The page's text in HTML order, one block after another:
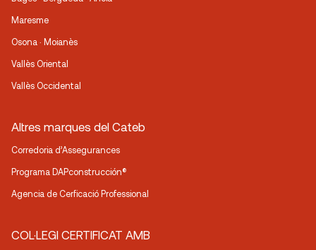
Maresme
Osona · Moianès
Vallès Oriental
Vallès Occidental
Altres marques del Cateb
Corredoria d’Assegurances
Programa DAPconstrucción®
Agencia de Cerficació Professional
COL·LEGI CERTIFICAT AMB